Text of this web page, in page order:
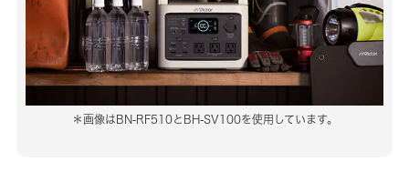
＊画像はBN-RF510とBH-SV100を使用しています。